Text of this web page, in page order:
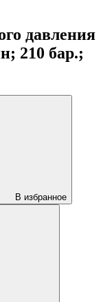
давления
210 бар.;
В избранное